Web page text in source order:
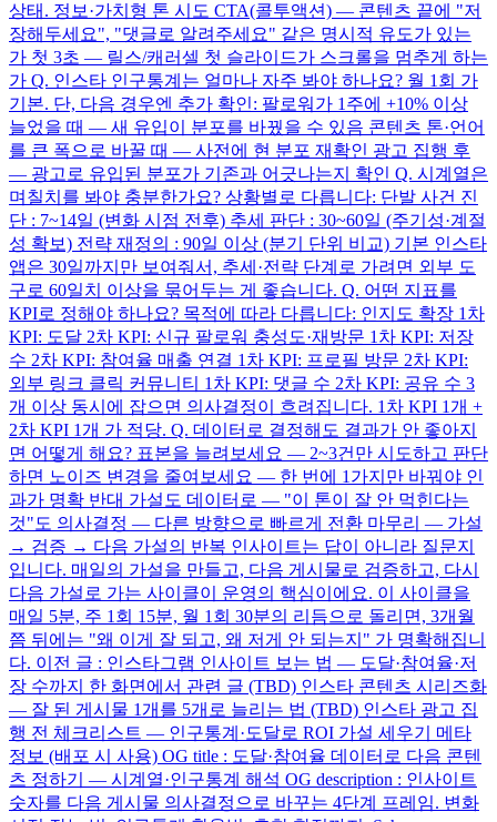
상태. 정보·가치형 톤 시도 CTA(콜투액션) — 콘텐츠 끝에 "저
장해두세요", "댓글로 알려주세요" 같은 명시적 유도가 있는
가 첫 3초 — 릴스/캐러셀 첫 슬라이드가 스크롤을 멈추게 하는
가 Q. 인스타 인구통계는 얼마나 자주 봐야 하나요? 월 1회 가
기본. 단, 다음 경우엔 추가 확인: 팔로워가 1주에 +10% 이상
늘었을 때 — 새 유입이 분포를 바꿨을 수 있음 콘텐츠 톤·언어
를 큰 폭으로 바꿀 때 — 사전에 현 분포 재확인 광고 집행 후
— 광고로 유입된 분포가 기존과 어긋나는지 확인 Q. 시계열은
며칠치를 봐야 충분한가요? 상황별로 다릅니다: 단발 사건 진
단 : 7~14일 (변화 시점 전후) 추세 판단 : 30~60일 (주기성·계절
성 확보) 전략 재정의 : 90일 이상 (분기 단위 비교) 기본 인스타
앱은 30일까지만 보여줘서, 추세·전략 단계로 가려면 외부 도
구로 60일치 이상을 묶어두는 게 좋습니다. Q. 어떤 지표를
KPI로 정해야 하나요? 목적에 따라 다릅니다: 인지도 확장 1차
KPI: 도달 2차 KPI: 신규 팔로워 충성도·재방문 1차 KPI: 저장
수 2차 KPI: 참여율 매출 연결 1차 KPI: 프로필 방문 2차 KPI:
외부 링크 클릭 커뮤니티 1차 KPI: 댓글 수 2차 KPI: 공유 수 3
개 이상 동시에 잡으면 의사결정이 흐려집니다. 1차 KPI 1개 +
2차 KPI 1개 가 적당. Q. 데이터로 결정해도 결과가 안 좋아지
면 어떻게 해요? 표본을 늘려보세요 — 2~3건만 시도하고 판단
하면 노이즈 변경을 줄여보세요 — 한 번에 1가지만 바꿔야 인
과가 명확 반대 가설도 데이터로 — "이 톤이 잘 안 먹힌다는
것"도 의사결정 — 다른 방향으로 빠르게 전환 마무리 — 가설
→ 검증 → 다음 가설의 반복 인사이트는 답이 아니라 질문지
입니다. 매일의 가설을 만들고, 다음 게시물로 검증하고, 다시
다음 가설로 가는 사이클이 운영의 핵심이에요. 이 사이클을
매일 5분, 주 1회 15분, 월 1회 30분의 리듬으로 돌리면, 3개월
쯤 뒤에는 "왜 이게 잘 되고, 왜 저게 안 되는지" 가 명확해집니
다. 이전 글 : 인스타그램 인사이트 보는 법 — 도달·참여율·저
장 수까지 한 화면에서 관련 글 (TBD) 인스타 콘텐츠 시리즈화
— 잘 된 게시물 1개를 5개로 늘리는 법 (TBD) 인스타 광고 집
행 전 체크리스트 — 인구통계·도달로 ROI 가설 세우기 메타
정보 (배포 시 사용) OG title : 도달·참여율 데이터로 다음 콘텐
츠 정하기 — 시계열·인구통계 해석 OG description : 인사이트
숫자를 다음 게시물 의사결정으로 바꾸는 4단계 프레임. 변화